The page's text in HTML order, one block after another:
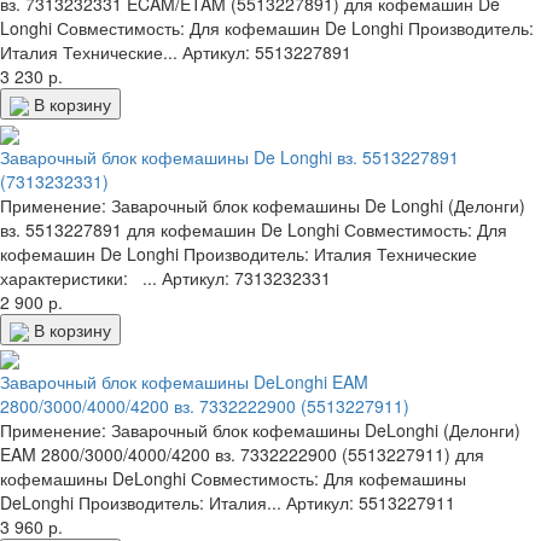
Longhi Совместимость: Для кофемашин De Longhi Производитель:
Италия Технические... Артикул: 5513227891
3 230 р.
В корзину
Заварочный блок кофемашины De Longhi вз. 5513227891
(7313232331)
Применение: Заварочный блок кофемашины De Longhi (Делонги)
вз. 5513227891 для кофемашин De Longhi Совместимость: Для
кофемашин De Longhi Производитель: Италия Технические
характеристики: ... Артикул: 7313232331
2 900 р.
В корзину
Заварочный блок кофемашины DeLonghi EAM
2800/3000/4000/4200 вз. 7332222900 (5513227911)
Применение: Заварочный блок кофемашины DeLonghi (Делонги)
EAM 2800/3000/4000/4200 вз. 7332222900 (5513227911) для
кофемашины DeLonghi Совместимость: Для кофемашины
DeLonghi Производитель: Италия... Артикул: 5513227911
3 960 р.